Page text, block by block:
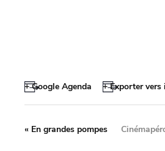
+ Google Agenda + Exporter vers
« En grandes pompes